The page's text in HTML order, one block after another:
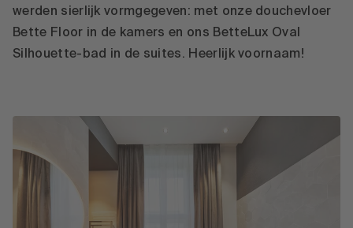
werden sierlijk vormgegeven: met onze douchevloer
Bette Floor in de kamers en ons BetteLux Oval
Silhouette-bad in de suites. Heerlijk voornaam!